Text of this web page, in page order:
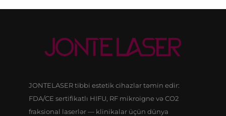
JONTELASER tibbi estetik cihazlar təmin edir:
FDA/CE sertifikatlı HIFU, RF mikroigne və CO2
fraksional laserlər — klinikalar üçün dünya